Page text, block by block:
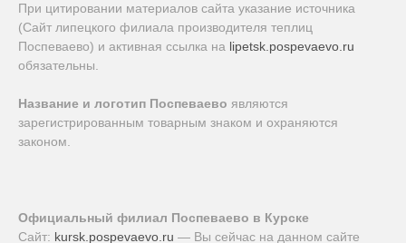
При цитировании материалов сайта указание источника
(Сайт липецкого филиала производителя теплиц
Поспеваево) и активная ссылка на lipetsk.pospevaevo.ru
обязательны.
Название и логотип Поспеваево являются
зарегистрированным товарным знаком и охраняются
законом.
Официальный филиал Поспеваево в Курске
Сайт: kursk.pospevaevo.ru — Вы сейчас на данном сайте